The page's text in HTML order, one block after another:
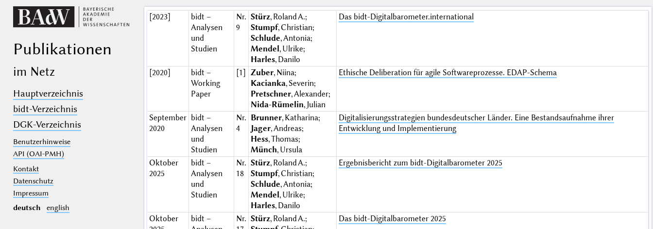
Publikationen
im Netz
Hauptverzeichnis
bidt-Verzeichnis
DGK-Verzeichnis
Benutzerhinweise
API (OAI-PMH)
Kontakt
Datenschutz
Impressum
deutsch
english
[2023]
bidt –
Analysen
und
Studien
Nr.
9
Stürz, Roland A.;
Stumpf, Christian;
Schlude, Antonia;
Mendel, Ulrike;
Harles, Danilo
Das bidt-Digitalbarometer.international
[2020]
bidt –
Working
Paper
[1] Zuber, Niina;
Kacianka, Severin;
Pretschner, Alexander;
Nida-Rümelin, Julian
Ethische Deliberation für agile Softwareprozesse. EDAP-Schema
September
2020
bidt –
Analysen
und
Studien
Nr.
4
Brunner, Katharina;
Jager, Andreas;
Hess, Thomas;
Münch, Ursula
Digitalisierungsstrategien bundesdeutscher Länder. Eine Bestandsaufnahme ihrer
Entwicklung und Implementierung
Oktober
2025
bidt –
Analysen
und
Studien
Nr.
18
Stürz, Roland A.;
Stumpf, Christian;
Schlude, Antonia;
Mendel, Ulrike;
Harles, Danilo
Ergebnisbericht zum bidt-Digitalbarometer 2025
Oktober
bidt –
Nr. Stürz, Roland A.;
Das bidt-Digitalbarometer 2025